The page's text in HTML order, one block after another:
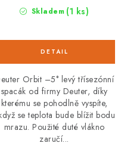
Skladem (1 ks)
Orbit –5° levý třísezónní
spacák od firmy Deuter, díky
kterému se pohodlně vyspíte,
se teplota bude blížit bodu
mrazu. Použité duté vlákno
zaručí...